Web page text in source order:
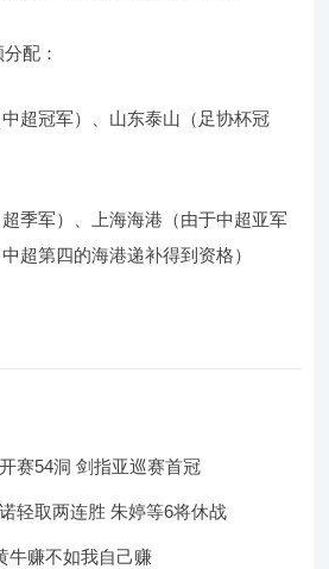
配：
超冠军）、山东泰山（足协杯冠
季军）、上海海港（由于中超亚军
超第四的海港递补得到资格）
赛54洞 剑指亚巡赛首冠
轻取两连胜 朱婷等6将休战
牛赚不如我自己赚